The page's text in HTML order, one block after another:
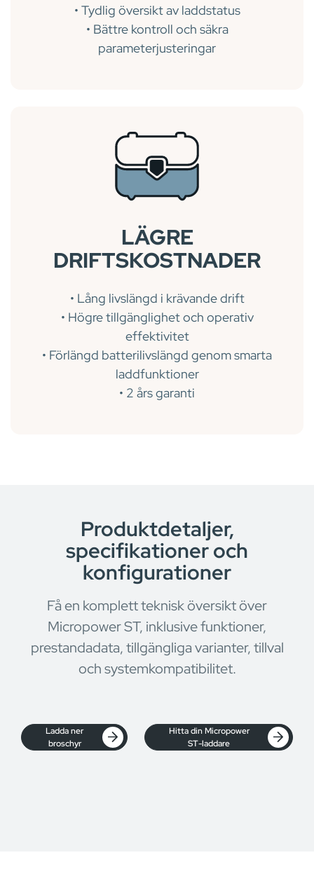
• Tydlig översikt av laddstatus
• Bättre kontroll och säkra
parameterjusteringar
LÄGRE
DRIFTSKOSTNADER
• Lång livslängd i krävande drift
• Högre tillgänglighet och operativ
effektivitet
• Förlängd batterilivslängd genom smarta
laddfunktioner
• 2 års garanti
Produktdetaljer,
specifikationer och
konfigurationer
Få en komplett teknisk översikt över
Micropower ST, inklusive funktioner,
prestandadata, tillgängliga varianter, tillval
och systemkompatibilitet.
Ladda ner
broschyr
Hitta din Micropower
ST-laddare